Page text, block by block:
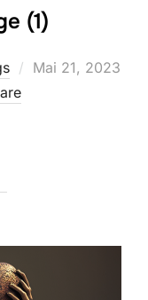
(1)
Veröffentlicht
Mai 21, 2023